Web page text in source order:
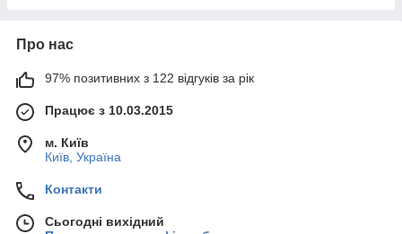
Про нас
97% позитивних з 122 відгуків за рік
Працює з 10.03.2015
м. Київ
Київ, Україна
Контакти
Сьогодні вихідний